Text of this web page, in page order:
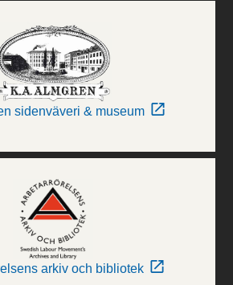
sidenväveri & museum
arkiv och bibliotek